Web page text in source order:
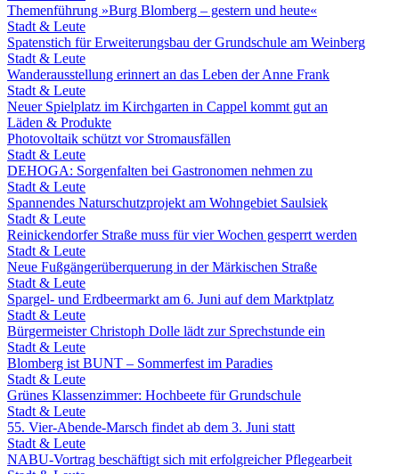
Themenführung »Burg Blomberg – gestern und heute«
Stadt & Leute
Spatenstich für Erweiterungsbau der Grundschule am Weinberg
Stadt & Leute
Wanderausstellung erinnert an das Leben der Anne Frank
Stadt & Leute
Neuer Spielplatz im Kirchgarten in Cappel kommt gut an
Läden & Produkte
Photovoltaik schützt vor Stromausfällen
Stadt & Leute
DEHOGA: Sorgenfalten bei Gastronomen nehmen zu
Stadt & Leute
Spannendes Naturschutzprojekt am Wohngebiet Saulsiek
Stadt & Leute
Reinickendorfer Straße muss für vier Wochen gesperrt werden
Stadt & Leute
Neue Fußgängerüberquerung in der Märkischen Straße
Stadt & Leute
Spargel- und Erdbeermarkt am 6. Juni auf dem Marktplatz
Stadt & Leute
Bürgermeister Christoph Dolle lädt zur Sprechstunde ein
Stadt & Leute
Blomberg ist BUNT – Sommerfest im Paradies
Stadt & Leute
Grünes Klassenzimmer: Hochbeete für Grundschule
Stadt & Leute
55. Vier-Abende-Marsch findet ab dem 3. Juni statt
Stadt & Leute
NABU-Vortrag beschäftigt sich mit erfolgreicher Pflegearbeit